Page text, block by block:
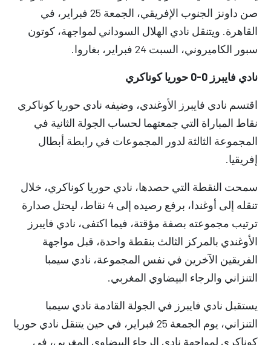
صن داونز الجنوب الإفريقي، الجمعة 25 فبراير، في
القاهرة. ويتنقل نادي الهلال السوداني لمواجهة، كوتون
سبور الكاميروني، السبت 24 فبراير، بغاروا.
نادي فايبرز 0-0 حوريا كوناكري
اقتسم نادي فايبرز الأوغندي، وضيفه نادي حوريا كوناكري
نقاط المباراة التي جمعتهما لحساب الجولة الثانية في
المجموعة الثالثة لدور المجموعات في رابطة أبطال
إفريقيا.
سمحت النقطة التي حصدها، نادي حوريا كوناكري، خلال
تنقله إلى أوغندا، برفع رصيده إلى 4 نقاط، ليحتل صدارة
ترتيب مجموعته بصفة مؤقتة، فيما اكتفى، نادي فايبرز
الأوغندي بالمركز الثالث بنقطة واحدة، قبل مواجهة
الفريقين الآخرين في نفس المجموعة، نادي سيمبا
التنزاني والرجاء البيضاوي المغربي.
يستقبل نادي فايبرز في الجولة القادمة نادي سيمبا
التنزاني، يوم الجمعة 25 فبراير، في حين يتنقل نادي حوريا
كوناكري لمواجهة نادي الرجاء البيضاوي المغربي، في